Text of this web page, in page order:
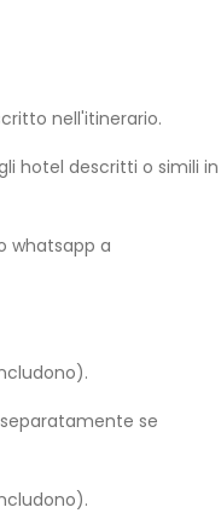
nell'itinerario.
hotel descritti o simili in
whatsapp a
se